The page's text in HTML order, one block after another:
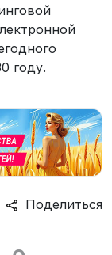
году.
Поделиться